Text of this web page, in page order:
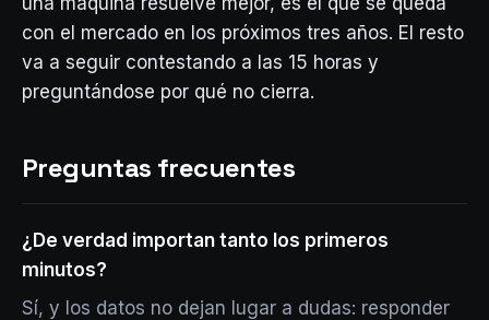
con el mercado en los próximos tres años. El resto
va a seguir contestando a las 15 horas y
preguntándose por qué no cierra.
Preguntas frecuentes
¿De verdad importan tanto los primeros
minutos?
Sí, y los datos no dejan lugar a dudas: responder